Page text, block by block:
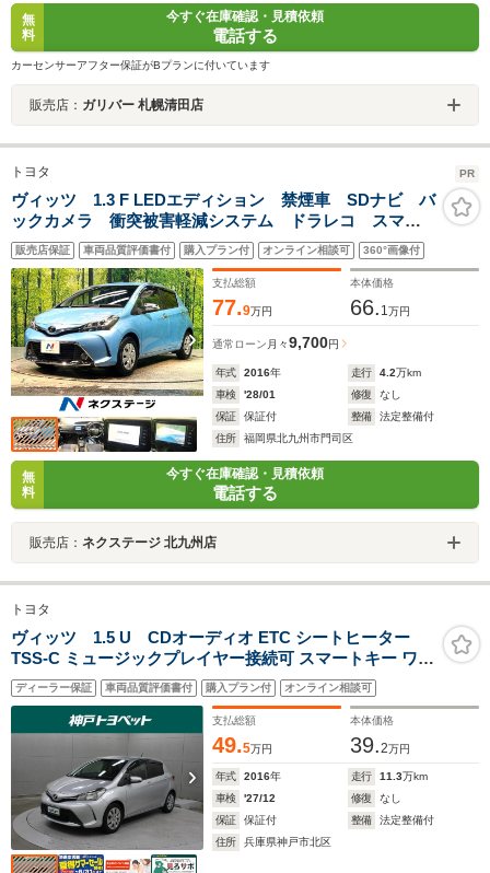
無
料
今すぐ在庫確認・見積依頼
電話する
カーセンサーアフター保証がBプランに付いています
販売店： ガリバー 札幌清田店
トヨタ PR
ヴィッツ 1.3 F LEDエディション 禁煙車 SDナビ バ
ックカメラ 衝突被害軽減システム ドラレコ スマー
トキー LEDヘッド 車線逸脱警報 オートライト
Bluetooth CD DVD再生 フルセグ
販売店保証 車両品質評価書付 購入プラン付 オンライン相談可 360°画像付
支払総額
77.9万円
本体価格
66. 1万円
通常ローン 月々9,700円
年式 2016年 走行 4.2万km
車検
'28/01 修復
なし
保証
保証付 整備
法定整備付
住所
福岡県北九州市門司区
無
料
今すぐ在庫確認・見積依頼
電話する
販売店： ネクステージ 北九州店
トヨタ
ヴィッツ 1.5 U CDオーディオ ETC シートヒーター
TSS-C ミュージックプレイヤー接続可 スマートキー ワン
オーナー
ディーラー保証 車両品質評価書付 購入プラン付 オンライン相談可
支払総額
49.5万円
本体価格
39.2万円
年式 2016年 走行 11.3万km
車検
'27/12 修復
なし
保証
保証付 整備
法定整備付
住所
兵庫県神戸市北区